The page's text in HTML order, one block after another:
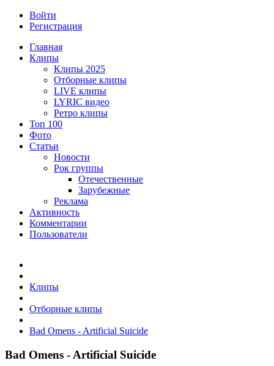
Войти
Регистрация
Главная
Клипы
Клипы 2025
Отборные клипы
LIVE клипы
LYRIC видео
Ретро клипы
Топ 100
Фото
Статьи
Новости
Рок группы
Отечественные
Зарубежные
Реклама
Активность
Комментарии
Пользователи
Клипы
Отборные клипы
Bad Omens - Artificial Suicide
Bad Omens - Artificial Suicide